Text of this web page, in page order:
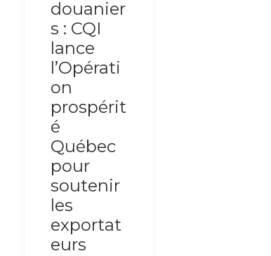
douanier
s : CQI
lance
l’Opérati
on
prospérit
é
Québec
pour
soutenir
les
exportat
eurs